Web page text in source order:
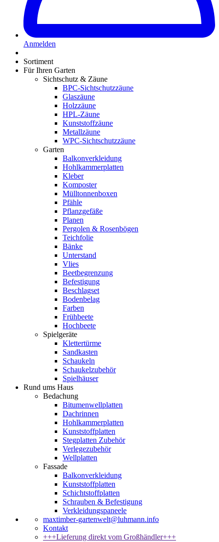
Anmelden
Sortiment
Für Ihren Garten
Sichtschutz & Zäune
BPC-Sichtschutzzäune
Glaszäune
Holzzäune
HPL-Zäune
Kunststoffzäune
Metallzäune
WPC-Sichtschutzzäune
Garten
Balkonverkleidung
Hohlkammerplatten
Kleber
Komposter
Mülltonnenboxen
Pfähle
Pflanzgefäße
Planen
Pergolen & Rosenbögen
Teichfolie
Bänke
Unterstand
Vlies
Beetbegrenzung
Befestigung
Beschlagset
Bodenbelag
Farben
Frühbeete
Hochbeete
Spielgeräte
Klettertürme
Sandkasten
Schaukeln
Schaukelzubehör
Spielhäuser
Rund ums Haus
Bedachung
Bitumenwellplatten
Dachrinnen
Hohlkammerplatten
Kunststoffplatten
Stegplatten Zubehör
Verlegezubehör
Wellplatten
Fassade
Balkonverkleidung
Kunststoffplatten
Schichtstoffplatten
Schrauben & Befestigung
Verkleidungspaneele
maxtimber-gartenwelt@luhmann.info
Kontakt
+++Lieferung direkt vom Großhändler+++